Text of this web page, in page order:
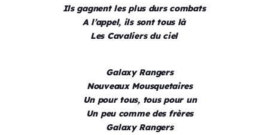
Ils gagnent les plus durs combats
A l’appel, ils sont tous là
Les Cavaliers du ciel
Galaxy Rangers
Nouveaux Mousquetaires
Un pour tous, tous pour un
Un peu comme des frères
Galaxy Rangers